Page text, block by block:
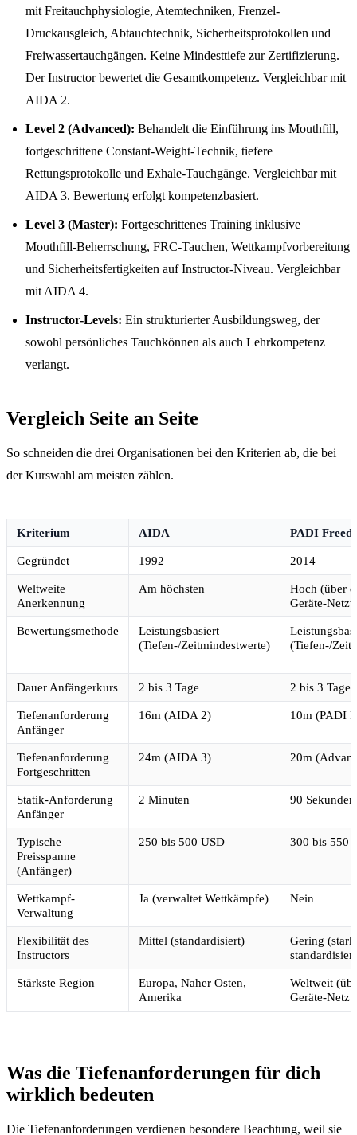
mit Freitauchphysiologie, Atemtechniken, Frenzel-
Druckausgleich, Abtauchtechnik, Sicherheitsprotokollen und
Freiwassertauchgängen. Keine Mindesttiefe zur Zertifizierung.
Der Instructor bewertet die Gesamtkompetenz. Vergleichbar mit
AIDA 2.
Level 2 (Advanced): Behandelt die Einführung ins Mouthfill,
fortgeschrittene Constant-Weight-Technik, tiefere
Rettungsprotokolle und Exhale-Tauchgänge. Vergleichbar mit
AIDA 3. Bewertung erfolgt kompetenzbasiert.
Level 3 (Master): Fortgeschrittenes Training inklusive
Mouthfill-Beherrschung, FRC-Tauchen, Wettkampfvorbereitung
und Sicherheitsfertigkeiten auf Instructor-Niveau. Vergleichbar
mit AIDA 4.
Instructor-Levels: Ein strukturierter Ausbildungsweg, der
sowohl persönliches Tauchkönnen als auch Lehrkompetenz
verlangt.
Vergleich Seite an Seite
So schneiden die drei Organisationen bei den Kriterien ab, die bei
der Kurswahl am meisten zählen.
Kriterium AIDA PADI
Gegründet 1992 2014
Weltweite
Anerkennung
Am höchsten
Hoch (über
Geräte-
Bewertungsmethode
Leistungsbasiert
(Tiefen-/Zeitmindestwerte)
(Tiefen-/
Dauer Anfängerkurs 2 bis 3 Tage 2 bis 3 Tage
Tiefenanforderung
Anfänger
16m (AIDA 2) 10m (PADI
Tiefenanforderung
Fortgeschritten
24m (AIDA 3) 20m
Statik-Anforderung
Anfänger
2 Minuten 90 Sekunden
Typische
Preisspanne
(Anfänger)
250 bis 500 USD 300 bis 550
Wettkampf-
Verwaltung
Ja (verwaltet Wettkämpfe) Nein
Flexibilität des
Instructors
Mittel (standardisiert)
Gering (stark
Stärkste Region
Europa, Naher Osten,
Amerika
Weltweit
Geräte-
Was die Tiefenanforderungen für dich
wirklich bedeuten
Die Tiefenanforderungen verdienen besondere Beachtung, weil sie